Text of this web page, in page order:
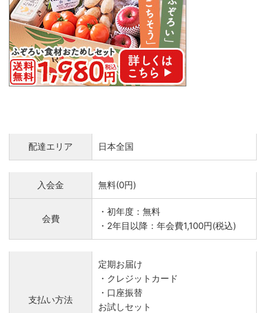
配達エリア 日本全国
入会金 無料(0円)
会費
・初年度：無料
・2年目以降：年会費1,100円(税込)
支払い方法
定期お届け
・クレジットカード
・口座振替
お試しセット